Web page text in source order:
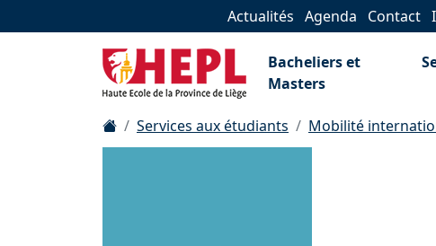
Actualités Agenda Contact
Bacheliers et
Masters
Services aux étudiants Mobilité